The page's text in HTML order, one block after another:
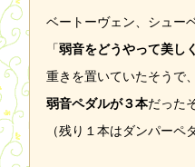
ベートーヴェン、シュー
「弱音をどうやって美し
重きを置いていたそうで
弱音ペダルが３本だった
（残り１本はダンパーペ